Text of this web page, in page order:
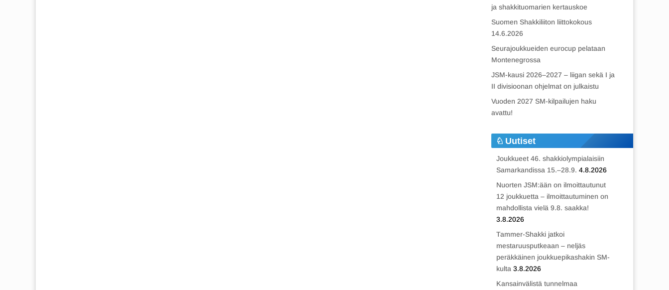
ja shakkituomarien kertauskoe
Suomen Shakkiliiton liittokokous
14.6.2026
Seurajoukkueiden eurocup pelataan
Montenegrossa
JSM-kausi 2026–2027 – liigan sekä I ja
II divisioonan ohjelmat on julkaistu
Vuoden 2027 SM-kilpailujen haku
avattu!
Uutiset
Joukkueet 46. shakkiolympialaisiin
Samarkandissa 15.–28.9. 4.8.2026
Nuorten JSM:ään on ilmoittautunut
12 joukkuetta – ilmoittautuminen on
mahdollista vielä 9.8. saakka!
3.8.2026
Tammer-Shakki jatkoi
mestaruusputkeaan – neljäs
peräkkäinen joukkuepikashakin SM-
kulta 3.8.2026
Kansainvälistä tunnelmaa